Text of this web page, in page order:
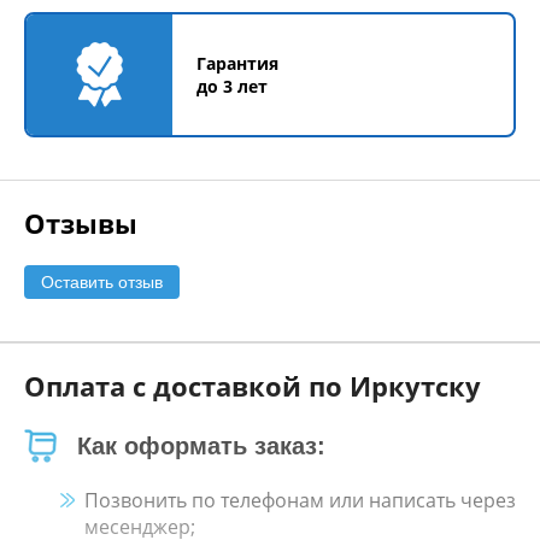
Гарантия
до 3 лет
Отзывы
Оставить отзыв
Оплата с доставкой по Иркутску
Как оформать заказ:
Позвонить по телефонам или написать через
месенджер;